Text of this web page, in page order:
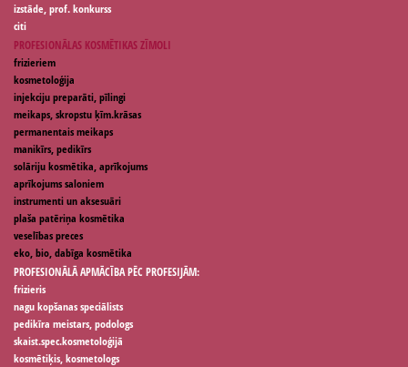
izstāde, prof. konkurss
citi
PROFESIONĀLAS KOSMĒTIKAS ZĪMOLI
frizieriem
kosmetoloģija
injekciju preparāti, pīlingi
meikaps, skropstu ķīm.krāsas
permanentais meikaps
manikīrs, pedikīrs
solāriju kosmētika, aprīkojums
aprīkojums saloniem
instrumenti un aksesuāri
plaša patēriņa kosmētika
veselības preces
eko, bio, dabīga kosmētika
PROFESIONĀLĀ APMĀCĪBA PĒC PROFESIJĀM:
frizieris
nagu kopšanas speciālists
pedikīra meistars, podologs
skaist.spec.kosmetoloģijā
kosmētiķis, kosmetologs